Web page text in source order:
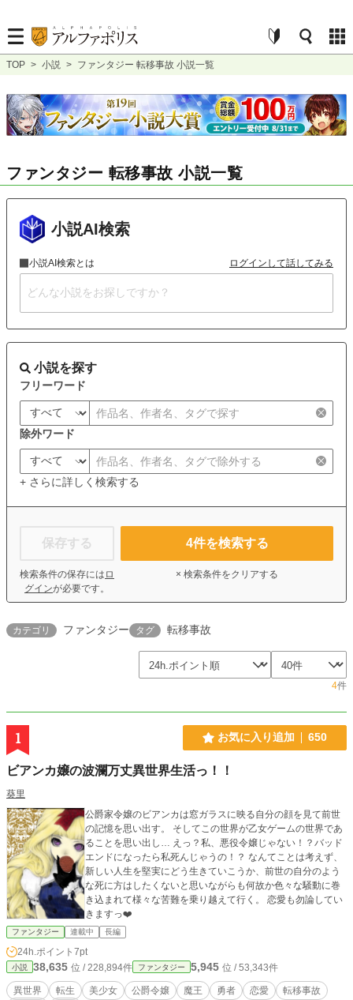
TOP > 小説 > ファンタジー 転移事故 小説一覧
ファンタジー 転移事故 小説一覧
小説AI検索
小説AI検索とは ログインして話してみる
小説を探す
フリーワード
除外ワード
+ さらに詳しく検索する
保存する
検索条件の保存には ロ
グインが必要です。
4件を検索する
× 検索条件をクリアする
カテゴリ ファンタジー タグ 転移事故
4件
1 お気に入り追加 650
ビアンカ嬢の波瀾万丈異世界生活っ！！
葵里
公爵家令嬢のビアンカは窓ガラスに映る自分の顔を見て前世
の記憶を思い出す。 そしてこの世界が乙女ゲームの世界であ
ることを思い出し… えっ？私、悪役令嬢じゃない！？バッド
エンドになったら私死んじゃうの！？ なんてことは考えず、
新しい人生を堅実にどう生きていこうか、前世の自分のよう
な死に方はしたくないと思いながらも何故か色々な騒動に巻
き込まれて様々な苦難を乗り越えて行く。 恋愛も勿論してい
きますっ❤️
ファンタジー 連載中 長編
24h.ポイント 7pt
小説 38,635 位 / 228,894件 ファンタジー 5,945 位 / 53,343件
異世界 転生 美少女 公爵令嬢 魔王 勇者 恋愛
転移事故